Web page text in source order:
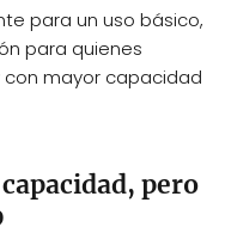
para un uso básico,
para quienes
mayor capacidad
pero